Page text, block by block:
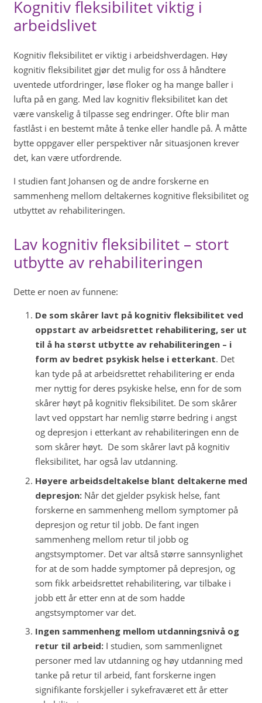
Kognitiv fleksibilitet viktig i
arbeidslivet
Kognitiv fleksibilitet er viktig i arbeidshverdagen. Høy
kognitiv fleksibilitet gjør det mulig for oss å håndtere
uventede utfordringer, løse floker og ha mange baller i
lufta på en gang. Med lav kognitiv fleksibilitet kan det
være vanskelig å tilpasse seg endringer. Ofte blir man
fastlåst i en bestemt måte å tenke eller handle på. Å måtte
bytte oppgaver eller perspektiver når situasjonen krever
det, kan være utfordrende.
I studien fant Johansen og de andre forskerne en
sammenheng mellom deltakernes kognitive fleksibilitet og
utbyttet av rehabiliteringen.
Lav kognitiv fleksibilitet – stort
utbytte av rehabiliteringen
Dette er noen av funnene:
De som skårer lavt på kognitiv fleksibilitet ved
oppstart av arbeidsrettet rehabilitering, ser ut
til å ha størst utbytte av rehabiliteringen – i
form av bedret psykisk helse i etterkant. Det
kan tyde på at arbeidsrettet rehabilitering er enda
mer nyttig for deres psykiske helse, enn for de som
skårer høyt på kognitiv fleksibilitet. De som skårer
lavt ved oppstart har nemlig større bedring i angst
og depresjon i etterkant av rehabiliteringen enn de
som skårer høyt. De som skårer lavt på kognitiv
fleksibilitet, har også lav utdanning.
Høyere arbeidsdeltakelse blant deltakerne med
depresjon: Når det gjelder psykisk helse, fant
forskerne en sammenheng mellom symptomer på
depresjon og retur til jobb. De fant ingen
sammenheng mellom retur til jobb og
angstsymptomer. Det var altså større sannsynlighet
for at de som hadde symptomer på depresjon, og
som fikk arbeidsrettet rehabilitering, var tilbake i
jobb ett år etter enn at de som hadde
angstsymptomer var det.
Ingen sammenheng mellom utdanningsnivå og
retur til arbeid: I studien, som sammenlignet
personer med lav utdanning og høy utdanning med
tanke på retur til arbeid, fant forskerne ingen
signifikante forskjeller i sykefraværet ett år etter